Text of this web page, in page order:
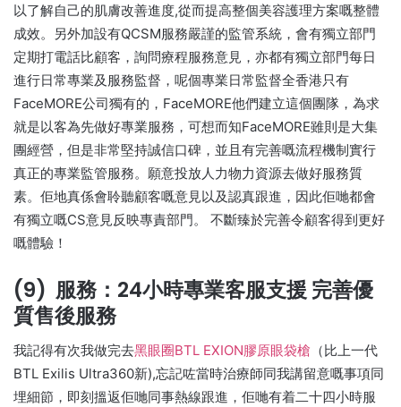
以了解自己的肌膚改善進度,從而提高整個美容護理方案嘅整體
成效。另外加設有QCSM服務嚴謹的監管系統，會有獨立部門
定期打電話比顧客，詢問療程服務意見，亦都有獨立部門每日
進行日常專業及服務監督，呢個專業日常監督全香港只有
FaceMORE公司獨有的，FaceMORE他們建立這個團隊，為求
就是以客為先做好專業服務，可想而知FaceMORE雖則是大集
團經營，但是非常堅持誠信口碑，並且有完善嘅流程機制實行
真正的專業監管服務。願意投放人力物力資源去做好服務質
素。佢地真係會聆聽顧客嘅意見以及認真跟進，因此佢哋都會
有獨立嘅CS意見反映專責部門。 不斷臻於完善令顧客得到更好
嘅體驗！
(9) 服務：24小時專業客服支援 完善優
質售後服務
我記得有次我做完去黑眼圈BTL EXION膠原眼袋槍 （比上一代
BTL Exilis Ultra360新),忘記咗當時治療師同我講留意嘅事項同
埋細節，即刻搵返佢哋同事熱線跟進，佢哋有着二十四小時服